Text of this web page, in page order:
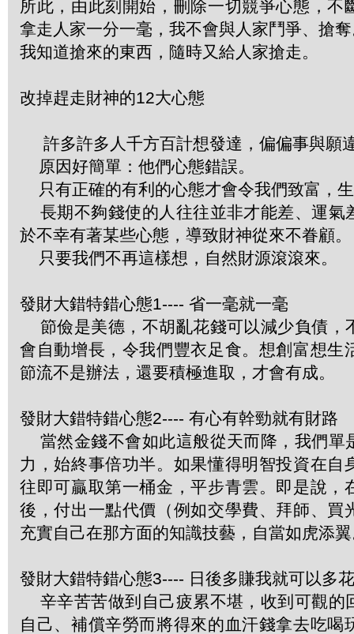
所此，由此刻開始，刪除一切競爭心態，不
拿走人家一分一毫，我不會與人家鬥爭、搶
我知道搶來的東西，隨時又給人家搶走。
改掉趕走財神的12大心態
許多許多人千方百計想發達，偏偏事與願
原因好簡單：他們心態錯誤。
只有正確的有利的心態才會令我們致富，
長期不夠錢使的人往往並非才能差、運氣
於不幸有著某些心態，導致財神從來不眷顧。
只要我們不再這樣想，自然財源滾滾來。
發財大錯特錯心態1---- 省一毫就一毫
節儉是美德，不胡亂花錢可以減少負債，
會自動增長，令我們豐衣足食。想創富想生
節流不是辦法，還要積極進取，才會有成。
發財大錯特錯心態2---- 有心有幹勁就有財路
當然金錢不會如此這般從天而降，我們單
力，始終事倍功半。如果懂得明智投資在自
往即可贏取第一桶金，平步青雲。即是說，
後，付出一點代價（例如交學費、拜師、買
充實自己在那方面的知識技藝，自當如虎添
發財大錯特錯心態3---- 日後多賺我就可以多
辛辛苦苦做到自己疲累不堪，收到可觀的
自己、補償辛勞而將得來的血汗錢拿去吃喝